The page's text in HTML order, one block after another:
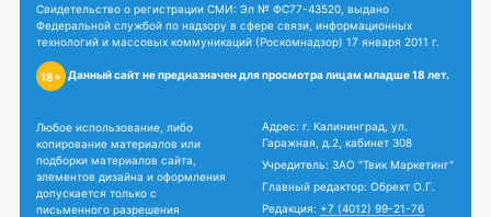
Свидетельство о регистрации СМИ: Эл № ФС77-43520, выдано
Федеральной службой по надзору в сфере связи, информационных
технологий и массовых коммуникаций (Роскомнадзор) 17 января 2011 г.
18+ Данный сайт не предназначен для просмотра лицам младше 18 лет.
Любое использование, либо
копирование материалов или
подборки материалов сайта,
элементов дизайна и оформления
допускается только с
письменного разрешения
Адрес: г. Калининград, ул.
Гаражная, д.2, кабинет 308
Учредитель: ЗАО "Твик Маркетинг"
Главный редактор: Обрехт О.Г.
Редакция: +7 (4012) 99-21-76